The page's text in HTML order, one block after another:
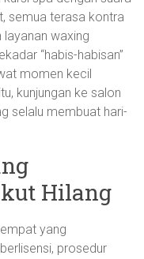
semua terasa kontra
waxing
“habis-habisan”
momen kecil
kunjungan ke salon
selalu membuat hari-
Hilang
yang
prosedur